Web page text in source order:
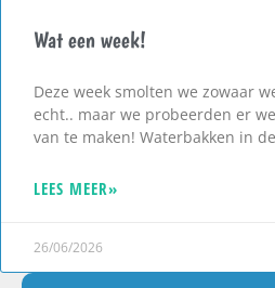
Wat een week!
Deze week smolten we zowaar
echt.. maar we probeerden er
van te maken! Waterbakken in de
LEES MEER»
26/06/2026